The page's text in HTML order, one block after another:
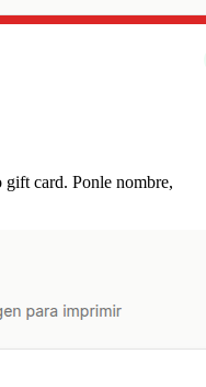
gift card. Ponle nombre,